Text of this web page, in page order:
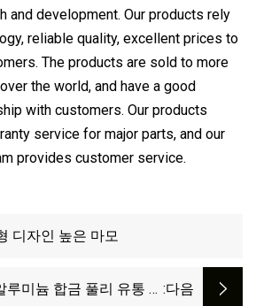
and development. Our products rely
reliable quality, excellent prices to
The products are sold to more
the world, and have a good
with customers. Our products
service for major parts, and our
provides customer service.
디자인 높은 마모
루미늄 합금 풀리 유통 업 :다음